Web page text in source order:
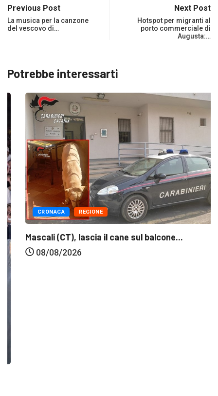
Previous Post
La musica per la canzone
del vescovo di…
Next Post
Hotspot per migranti al
porto commerciale di
Augusta:…
Potrebbe interessarti
CRONACA REGIONE
Mascali (CT), lascia il cane sul balcone...
08/08/2026